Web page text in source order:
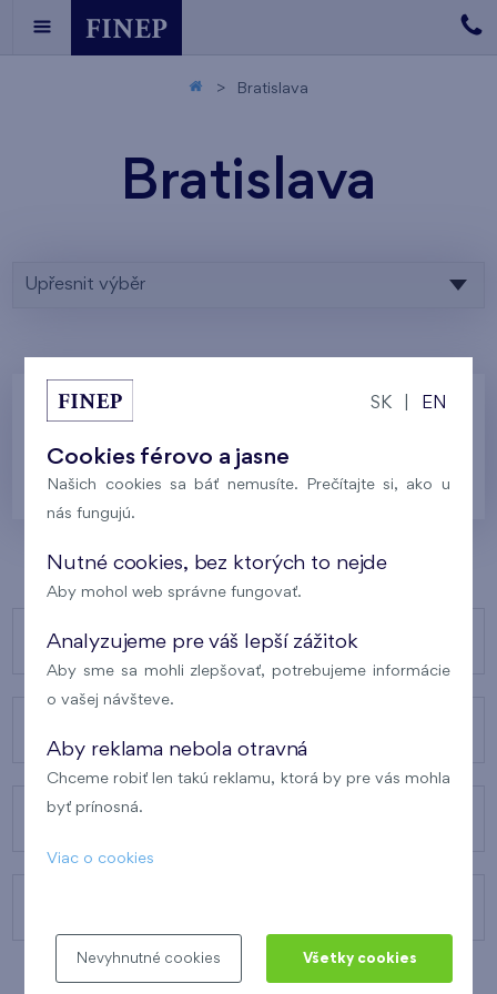
Bratislava
Bratislava
Upřesnit výběr
Zadaným parametrom nezodpovedá žiadny
výsledok, skúste ich prosím upraviť.
NAŠE PROJEKTY
NAŠE SLUŽBY
SK EN
Cookies férovo a jasne
Našich cookies sa báť nemusíte. Prečítajte si, ako u
nás fungujú.
Nutné cookies, bez ktorých to nejde
Aby mohol web správne fungovať.
Analyzujeme pre váš lepší zážitok
Aby sme sa mohli zlepšovať, potrebujeme informácie
o vašej návšteve.
Aby reklama nebola otravná
Chceme robiť len takú reklamu, ktorá by pre vás mohla
byť prínosná.
Viac o cookies
Nevyhnutné cookies Všetky cookies